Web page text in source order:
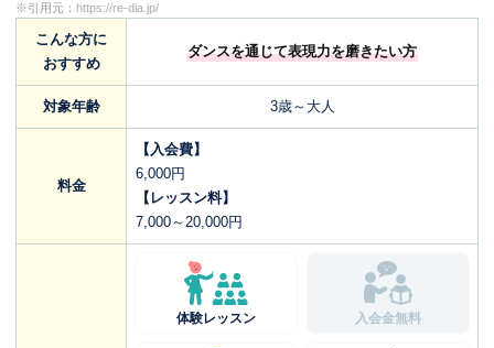
※引用元： https://re-dia.jp/
こんな方に
おすすめ
ダンスを通じて表現力を磨きたい方
対象年齢 3歳～大人
料金
【入会費】
6,000円
【レッスン料】
7,000～20,000円
体験レッスン 入会金無料